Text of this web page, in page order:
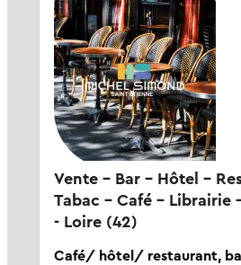
Vente - Bar - Hôtel - Restaurant -
Tabac - Café - Librairie
- Loire (42)
Café/ hôtel/ restaurant,